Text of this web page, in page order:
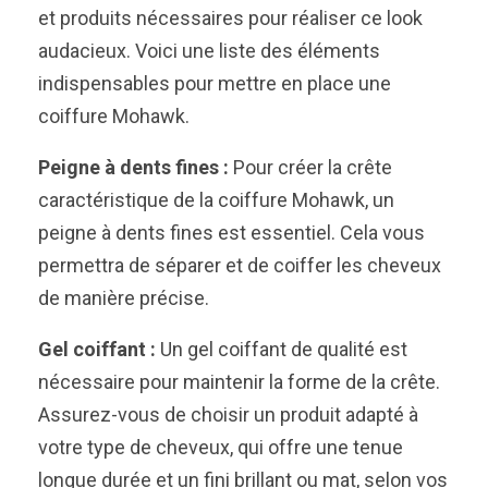
et produits nécessaires pour réaliser ce look
audacieux. Voici une liste des éléments
indispensables pour mettre en place une
coiffure Mohawk.
Peigne à dents fines : Pour créer la crête
caractéristique de la coiffure Mohawk, un
peigne à dents fines est essentiel. Cela vous
permettra de séparer et de coiffer les cheveux
de manière précise.
Gel coiffant : Un gel coiffant de qualité est
nécessaire pour maintenir la forme de la crête.
Assurez-vous de choisir un produit adapté à
votre type de cheveux, qui offre une tenue
longue durée et un fini brillant ou mat, selon vos